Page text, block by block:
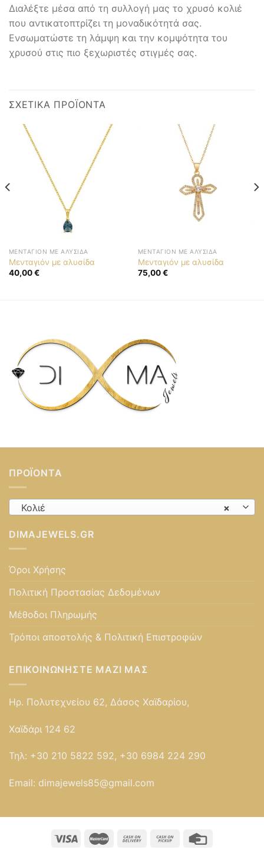
Διαλέξτε μέσα από τη συλλογή μας το χρυσό κολιέ
που αντικατοπτρίζει τη μοναδικότητά σας.
Ενσωματώστε τη λάμψη και την κομψότητα του
χρυσού στις πιο ξεχωριστές στιγμές σας.
ΣΧΕΤΙΚΆ ΠΡΟΪΌΝΤΑ
ΜΕΝΤΑΓΙΌΝ ΜΕ ΑΛΥΣΊΔΑ
Μενταγιόν με αλυσίδα
40,00€
ΜΕΝΤΑΓΙΌΝ ΜΕ ΑΛΥΣΊΔΑ
Μενταγιόν με αλυσίδα
75,00€
ΠΡΟΪΌΝΤΑ
×
Κολιέ
DIMAJEWELS.GR
Όροι Χρήσης
Πολιτική Προστασίας Δεδομένων
Μέθοδοι Πληρωμής
Τρόποι αποστολής & Πολιτική Επιστροφών
ΕΠΙΚΟΙΝΩΝΉΣΤΕ ΜΑΖΊ ΜΑΣ
Ηρ. Πολυτεχνείου 62, Δάσος Χαϊδαρίου,
Χαϊδάρι 124 62
Τηλ: +30 210 5822 592, +30 6984 224 290
Email: dimajewels85@gmail.com